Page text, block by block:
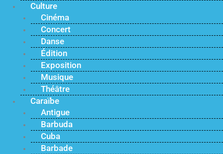
Culture
Cinéma
Concert
Danse
Édition
Exposition
Musique
Théâtre
Caraïbe
Antigue
Barbuda
Cuba
Barbade